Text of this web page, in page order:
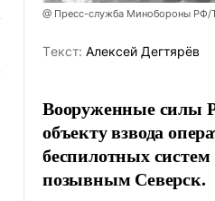
@ Пресс-служба Минобороны РФ/
Tекст: Алексей Дегтярёв
Вооруженные силы
объекту взвода
беспилотных
позывным Северск.